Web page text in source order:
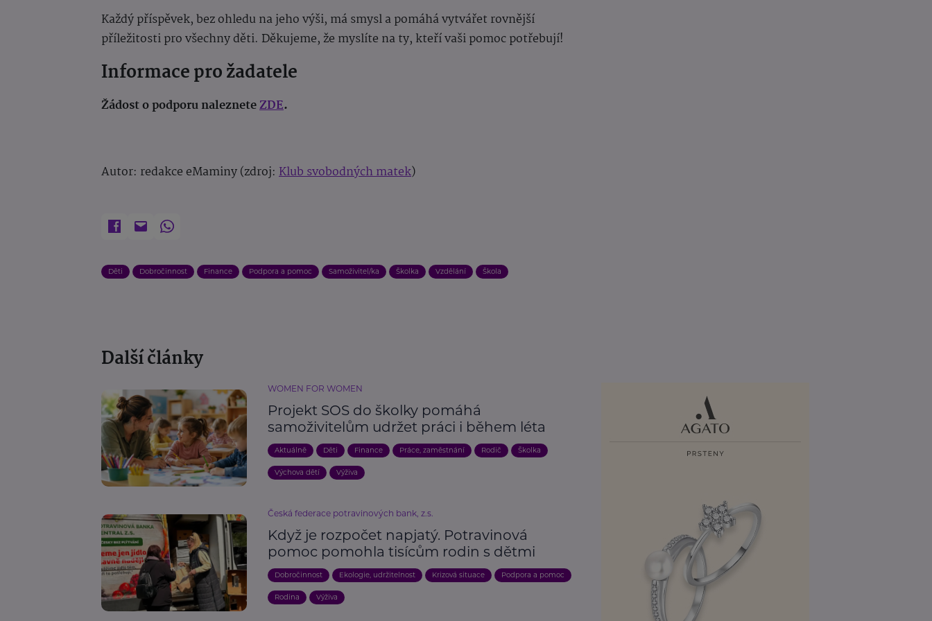
Každý příspěvek, bez ohledu na jeho výši, má smysl a pomáhá vytvářet rovnější
příležitosti pro všechny děti. Děkujeme, že myslíte na ty, kteří vaši pomoc potřebují!
Informace pro žadatele
Žádost o podporu nalezneteZDE.
Autor: redakce eMaminy (zdroj: Klub svobodných matek)
Děti Dobročinnost Finance Podpora a pomoc Samoživitel/ka Školka Vzdělání Škola
Další články
WOMEN FOR WOMEN
Projekt SOS do školky pomáhá
samoživitelům udržet práci i během léta
Aktuálně Děti Finance Práce, zaměstnání Rodič Školka
Výchova dětí Výživa
Česká federace potravinových bank, z.s.
Když je rozpočet napjatý. Potravinová
pomoc pomohla tisícům rodin s dětmi
Dobročinnost Ekologie, udržitelnost Krizová situace Podpora a pomoc
Rodina Výživa